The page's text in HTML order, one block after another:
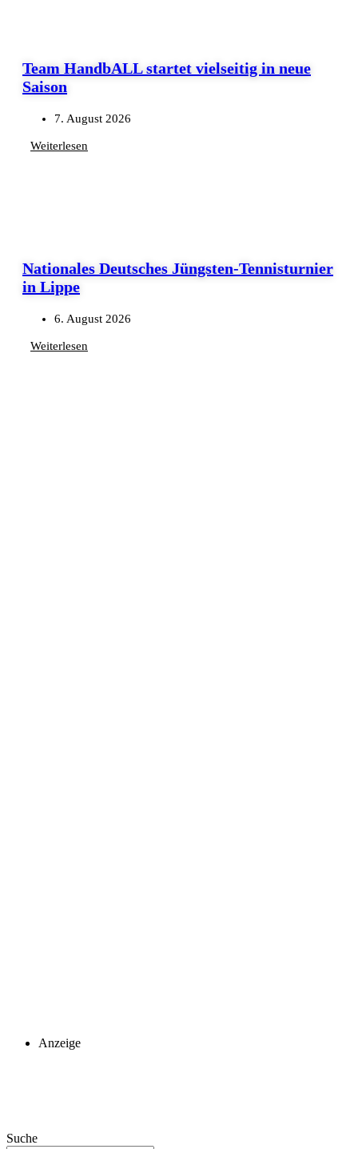
Team HandbALL startet vielseitig in neue
Saison
7. August 2026
Weiterlesen
Nationales Deutsches Jüngsten-Tennisturnier
in Lippe
6. August 2026
Weiterlesen
Anzeige
Suche